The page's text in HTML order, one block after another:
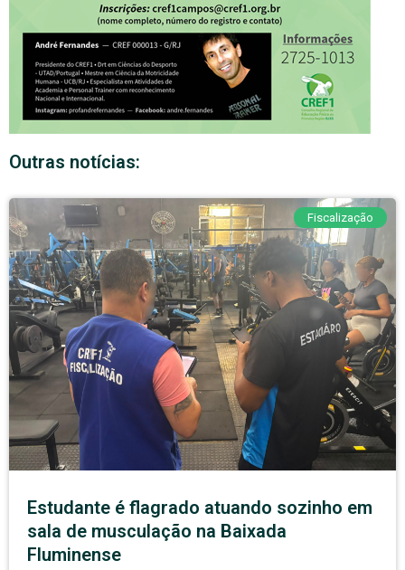
Outras notícias:
Fiscalização
Estudante é flagrado atuando sozinho em
sala de musculação na Baixada
Fluminense